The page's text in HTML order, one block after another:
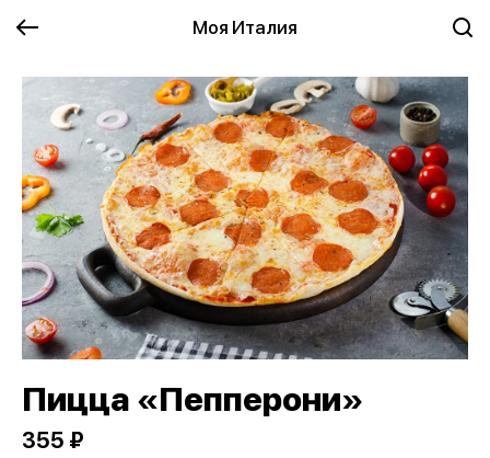
Моя Италия
Пицца «Пепперони»
355 ₽